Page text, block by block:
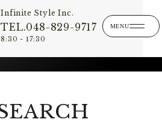
Infinite Style Inc.
TEL.048-829-9717
8:30 - 17:30